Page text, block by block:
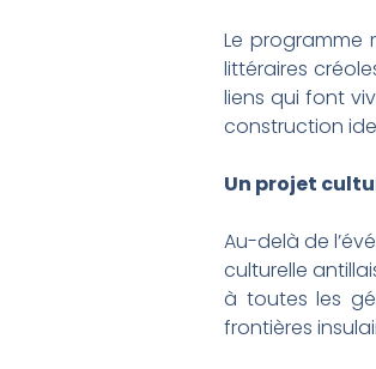
Le programme
littéraires
liens qui font
construction
Un projet
Au-delà de
culturelle
à toutes les
frontières